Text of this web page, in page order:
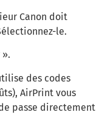
Canon doit
le.
des codes
AirPrint vous
passe directement